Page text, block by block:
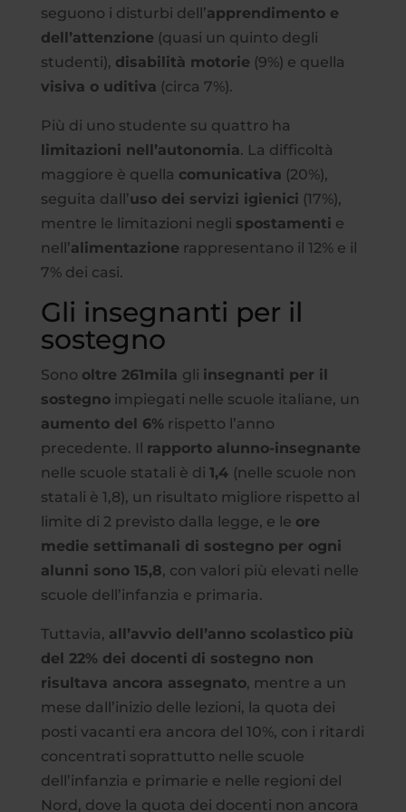
seguono i disturbi dell’apprendimento e
dell’attenzione (quasi un quinto degli
studenti), disabilità motorie (9%) e quella
visiva o uditiva (circa 7%).
Più di uno studente su quattro ha
limitazioni nell’autonomia. La difficoltà
maggiore è quella comunicativa (20%),
seguita dall’uso dei servizi igienici (17%),
mentre le limitazioni negli spostamenti e
nell’alimentazione rappresentano il 12% e il
7% dei casi.
Gli insegnanti per il
sostegno
Sono oltre 261mila gli insegnanti per il
sostegnoimpiegati nelle scuole italiane, un
aumento del 6% rispetto l’anno
precedente. Il rapporto alunno-insegnante
nelle scuole statali è di 1,4 (nelle scuole non
statali è 1,8), un risultato migliore rispetto al
limite di 2 previsto dalla legge, e le ore
medie settimanali di sostegno per ogni
alunni sono 15,8, con valori più elevati nelle
scuole dell’infanzia e primaria.
Tuttavia, all’avvio dell’anno scolastico più
del 22% dei docenti di sostegno non
risultava ancora assegnato, mentre a un
mese dall’inizio delle lezioni, la quota dei
posti vacanti era ancora del 10%, con i ritardi
concentrati soprattutto nelle scuole
dell’infanzia e primarie e nelle regioni del
Nord, dove la quota dei docenti non ancora